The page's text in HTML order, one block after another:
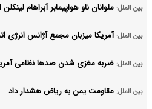
بین الملل: ملوانان ناو هواپیمابر آبراهام
بین الملل: آمریکا میزبان مجمع آژانس انرژی
بین الملل: ضربه مغزی شدن صدها نظامی
بین الملل: مقاومت یمن به ریاض هشدار داد